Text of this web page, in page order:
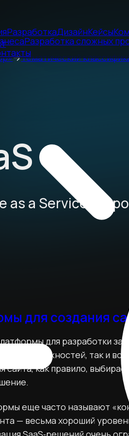
РазработкаДизайнКейсы
Разработка сложных
→Тематический
as a Service —
для создания
для разработки
возможностей, так и
сайта, как правило,
еще часто называют
— весьма хороший